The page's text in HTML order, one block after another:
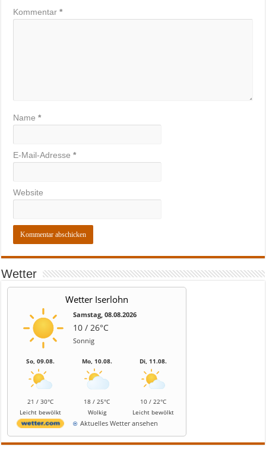
Kommentar*
Name*
E-Mail-Adresse*
Website
Wetter
Wetter Iserlohn
Samstag, 08.08.2026
10 / 26°C
Sonnig
So, 09.08.
21 / 30°C
Leicht bewölkt
Mo, 10.08.
18 / 25°C
Wolkig
Di, 11.08.
10 / 22°C
Leicht bewölkt
Aktuelles Wetter ansehen